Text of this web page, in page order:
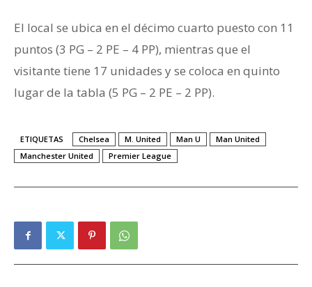
El local se ubica en el décimo cuarto puesto con 11
puntos (3 PG – 2 PE – 4 PP), mientras que el
visitante tiene 17 unidades y se coloca en quinto
lugar de la tabla (5 PG – 2 PE – 2 PP).
ETIQUETAS Chelsea M. United Man U
Man United
Manchester United
Premier League